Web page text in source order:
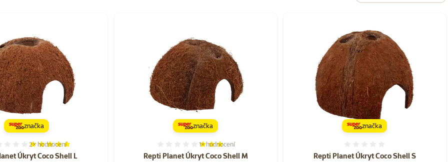
Úkryt Coco Shell L
Hodnocení 100%, počet hodnocení: 2
2× hodnocení
značka
Repti Planet Úkryt Coco Shell M
Hodnocení 60%, počet hodnocení: 1
1×hodnocení
značka
Repti Planet Úkryt Coco Shell S
značka